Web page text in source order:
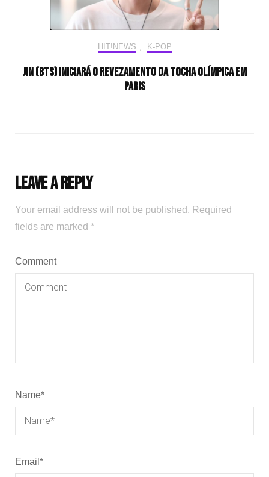
HIT!NEWS K-POP
Jin (BTS) iniciará o revezamento da tocha olímpica em
Paris
Leave a Reply
Your email address will not be published. Required
fields are marked *
Comment
Name*
Email *